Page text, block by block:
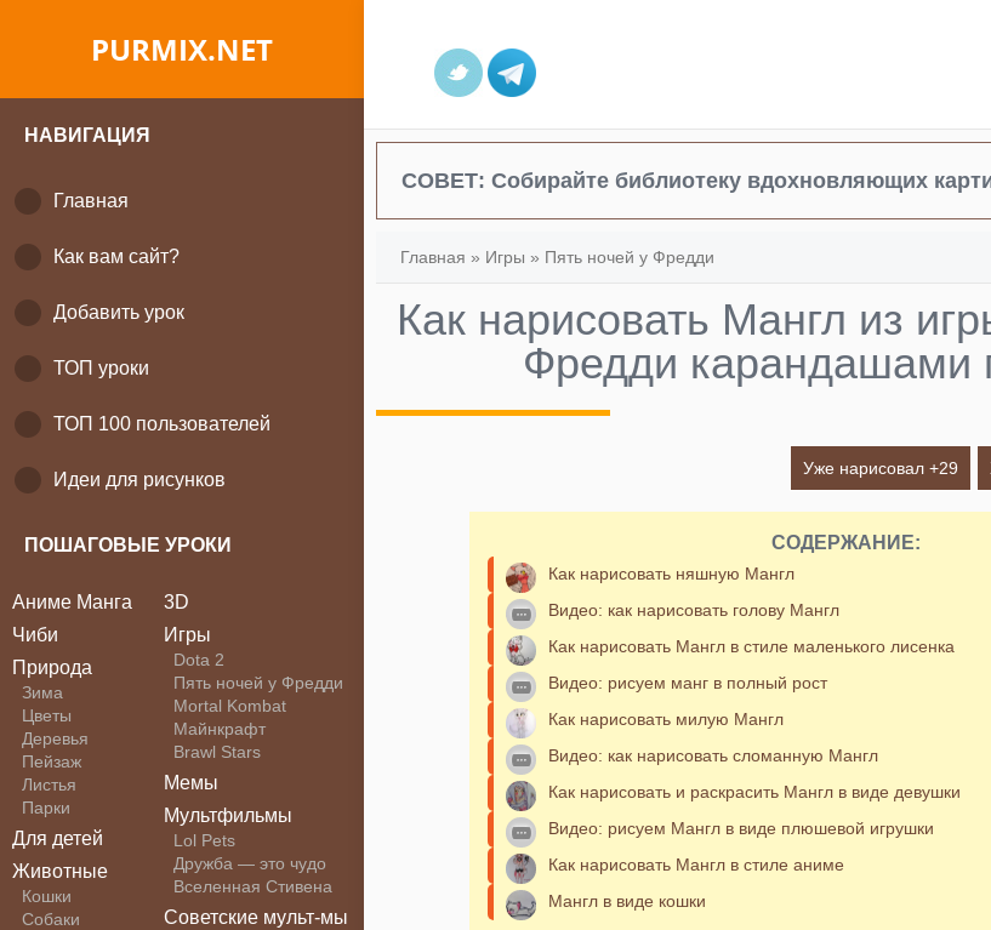
PURMIX.NET
НАВИГАЦИЯ
Главная
Как вам сайт?
Добавить урок
ТОП уроки
ТОП 100 пользователей
Идеи для рисунков
ПОШАГОВЫЕ УРОКИ
Аниме Манга
Чиби
Природа
Зима
Цветы
Деревья
Пейзаж
Листья
Парки
Для детей
Животные
Кошки
Собаки
3D
Игры
Dota 2
Пять ночей у Фредди
Mortal Kombat
Майнкрафт
Brawl Stars
Мемы
Мультфильмы
Lol Pets
Дружба — это чудо
Вселенная Стивена
Советские мульт-мы
СОВЕТ: Собирайте библиотеку вдохновляющих
Главная » Игры » Пять ночей у Фредди
Как нарисовать Мангл из
Фредди карандашами
Уже нарисовал +29
СОДЕРЖАНИЕ:
Как нарисовать няшную Мангл
Видео: как нарисовать голову Мангл
Как нарисовать Мангл в стиле маленького лисенка
Видео: рисуем манг в полный рост
Как нарисовать милую Мангл
Видео: как нарисовать сломанную Мангл
Как нарисовать и раскрасить Мангл в виде девушки
Видео: рисуем Мангл в виде плюшевой игрушки
Как нарисовать Мангл в стиле аниме
Мангл в виде кошки